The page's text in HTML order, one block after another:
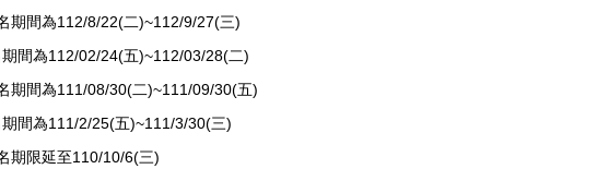
期間為112/8/22(二)~112/9/27(三)
間為112/02/24(五)~112/03/28(二)
期間為111/08/30(二)~111/09/30(五)
間為111/2/25(五)~111/3/30(三)
期限延至110/10/6(三)